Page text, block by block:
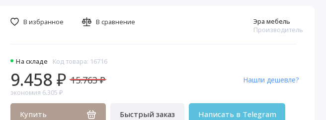
На складе Код товара: 16716
Эра мебель
Производитель
9.458 ₽ 15.763 ₽
экономия 6.305 ₽
Купить Быстрый заказ Написать в Telegram
Нашли дешевле?
В избранное В сравнение